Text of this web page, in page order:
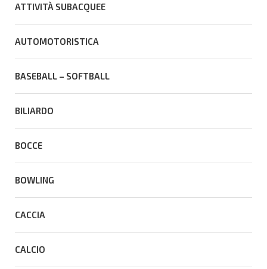
ATTIVITÀ SUBACQUEE
AUTOMOTORISTICA
BASEBALL – SOFTBALL
BILIARDO
BOCCE
BOWLING
CACCIA
CALCIO